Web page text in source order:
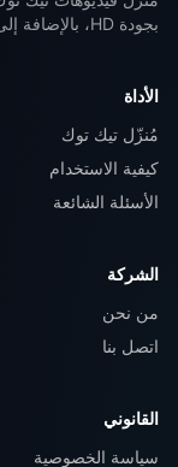
بجودة HD، بالإضافة إلى صوت MP3. سريع وآمن وبدون تسجيل دخول.
الأداة
مُنزّل تيك توك
كيفية الاستخدام
الأسئلة الشائعة
الشركة
من نحن
اتصل بنا
القانوني
سياسة الخصوصية